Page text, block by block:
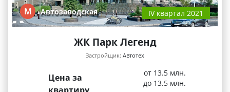
М Автозаводская IV квартал 2021
ЖК Парк Легенд
Застройщик: Автотех
Цена за
от 13.5 млн.
до 13.5 млн.